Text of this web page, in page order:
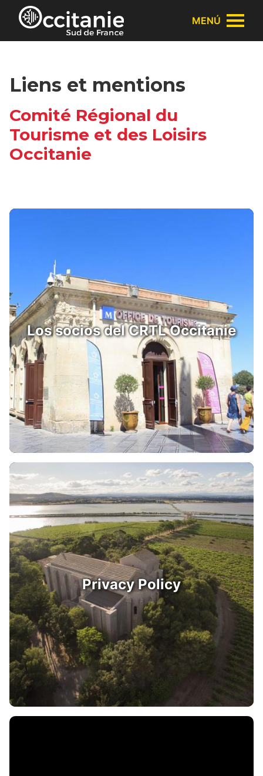
Panel de gestión de cookies
MENÚ
Liens et mentions
Comité Régional du
Tourisme et des Loisirs
Occitanie
Los socios del CRTL Occitanie
Privacy Policy